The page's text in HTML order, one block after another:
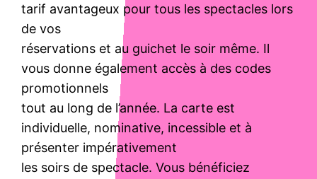
tarif avantageux pour tous les spectacles lors
de vos
réservations et au guichet le soir même. Il
vous donne également accès à des codes
promotionnels
tout au long de l’année. La carte est
individuelle, nominative, incessible et à
présenter impérativement
les soirs de spectacle. Vous bénéficiez